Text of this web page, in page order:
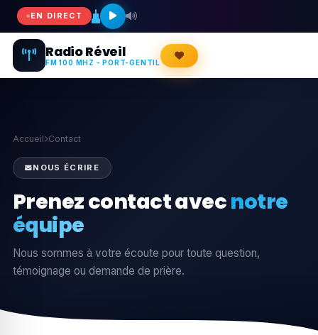
EN DIRECT
Radio Réveil
FM 100 MHZ - PORT-GENTIL
Accueil Contact
NOUS ÉCRIRE
Prenez contact avecnotre
équipe
Nous sommes à votre écoute pour toute question,
témoignage ou demande de prière.